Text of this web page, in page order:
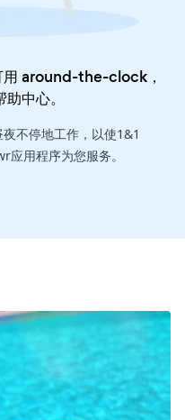
around-the-clock，
助中心。
不停地工作，以使1&1
用程序为您服务。